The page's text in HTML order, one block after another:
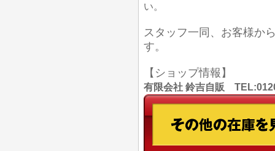
い。
スタッフ一同、お客様か
す。
【ショップ情報】
有限会社 鈴吉自販